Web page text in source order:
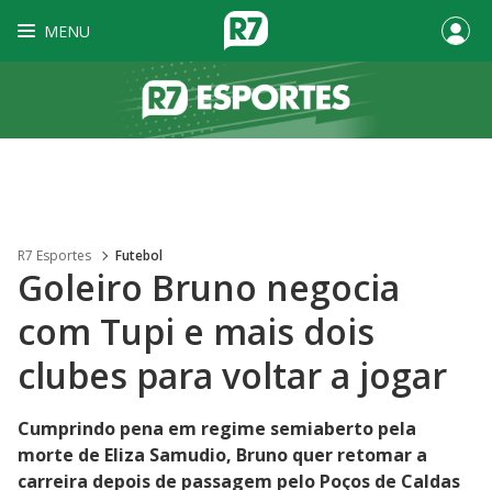
MENU
R7 Esportes Futebol
Goleiro Bruno negocia
com Tupi e mais dois
clubes para voltar a jogar
Cumprindo pena em regime semiaberto pela
morte de Eliza Samudio, Bruno quer retomar a
carreira depois de passagem pelo Poços de Caldas